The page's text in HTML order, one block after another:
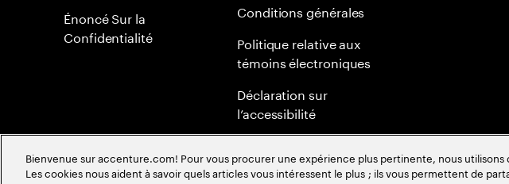
Énoncé Sur la
Confidentialité
Conditions générales
Politique relative aux
témoins électroniques
Déclaration sur
l’accessibilité
Politique mondiale de
Bienvenue sur accenture.com! Pour vous procurer une expérience plus pertinente, nous
Les cookies nous aident à savoir quels articles vous intéressent le plus ; ils vous permettent de